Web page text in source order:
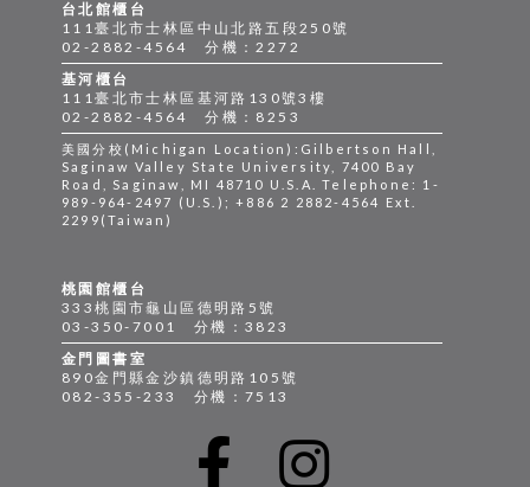
桃園館櫃台
333桃園市龜山區德明路5號
03-350-7001 分機：3823
金門圖書室
890金門縣金沙鎮德明路105號
082-355-233 分機：7513
台北館櫃台
111臺北市士林區中山北路五段250號
02-2882-4564 分機：2272
基河櫃台
111臺北市士林區基河路130號3樓
02-2882-4564 分機：8253
美國分校(Michigan Location):Gilbertson Hall,
Saginaw Valley State University, 7400 Bay
Road, Saginaw, MI 48710 U.S.A. Telephone: 1-
989-964-2497 (U.S.); +886 2 2882-4564 Ext.
2299(Taiwan)